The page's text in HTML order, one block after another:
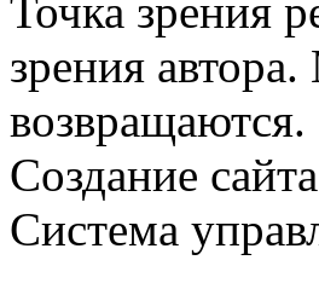
Точка зрения
зрения
возвращаются.
Создание
Система